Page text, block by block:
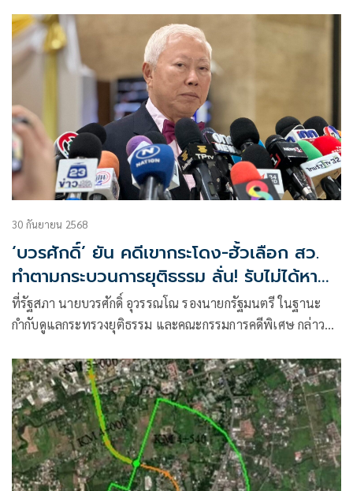
30 กันยายน 2568
‘บวรศักดิ์’ ยัน คดีเขากระโดง-ฮั้วเลือก สว.
ทำตามกระบวนการยุติธรรม ลั่น! รับไม่ได้หาก
การเมืองแทรก
ที่รัฐสภา นายบวรศักดิ์ อุวรรณโณ รองนายกรัฐมนตรี ในฐานะ
กำกับดูแลกระทรวงยุติธรรม และคณะกรรมการคดีพิเศษ กล่าวถึง